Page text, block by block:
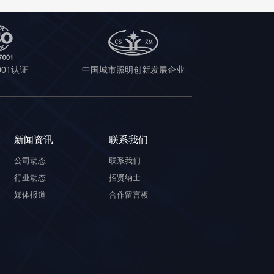
认证 中国城市照明创新发展企业
新闻资讯
公司动态
行业动态
媒体报道
联系我们
联系我们
招贤纳士
合作留言板